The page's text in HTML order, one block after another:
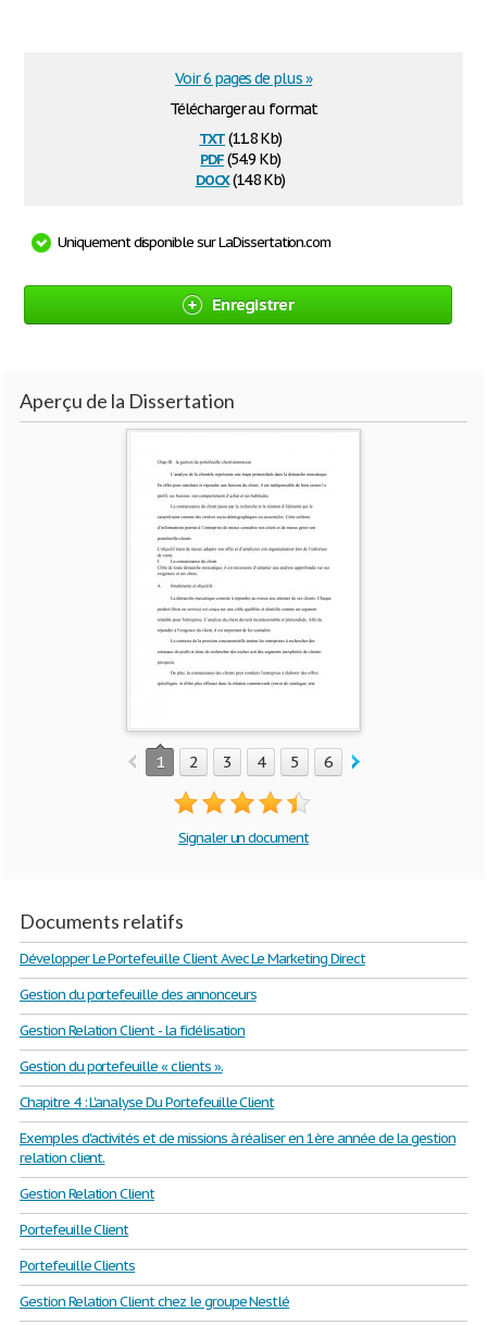
Télécharger au format
txt(11.8 Kb)
pdf(54.9 Kb)
docx(14.8 Kb)
Voir 6 pages de plus »
Uniquement disponible sur LaDissertation.com
Enregistrer
Aperçu de la Dissertation
1 2 3 4 5 6 7
Signaler un document
Documents relatifs
Développer Le Portefeuille Client Avec Le Marketing Direct
Gestion du portefeuille des annonceurs
Gestion Relation Client - la fidélisation
Gestion du portefeuille « clients ».
Chapitre 4 : L'analyse Du Portefeuille Client
Exemples d'activités et de missions à réaliser en 1ère année de la gestion
relation client.
Gestion Relation Client
Portefeuille Client
Portefeuille Clients
Gestion Relation Client chez le groupe Nestlé